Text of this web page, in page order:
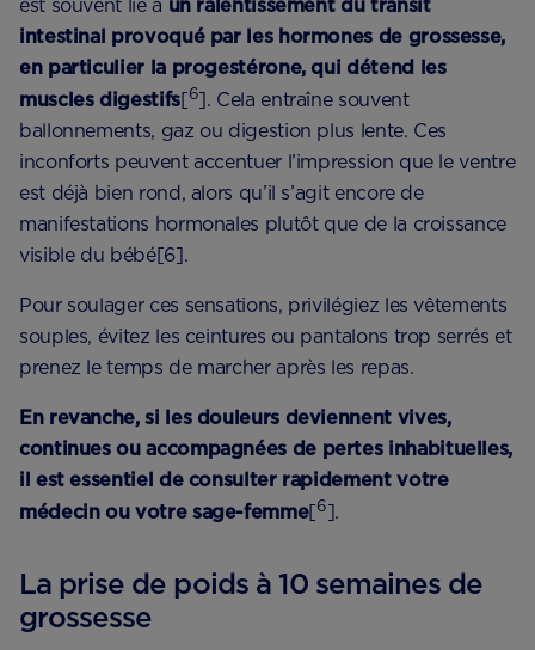
est souvent lié à un ralentissement du transit
intestinal provoqué par les hormones de grossesse,
en particulier la progestérone, qui détend les
muscles digestifs[6]. Cela entraîne souvent
ballonnements, gaz ou digestion plus lente. Ces
inconforts peuvent accentuer l’impression que le ventre
est déjà bien rond, alors qu’il s’agit encore de
manifestations hormonales plutôt que de la croissance
visible du bébé[6].
Pour soulager ces sensations, privilégiez les vêtements
souples, évitez les ceintures ou pantalons trop serrés et
prenez le temps de marcher après les repas.
En revanche, si les douleurs deviennent vives,
continues ou accompagnées de pertes inhabituelles,
il est essentiel de consulter rapidement votre
médecin ou votre sage-femme[6].
La prise de poids à 10 semaines de
grossesse